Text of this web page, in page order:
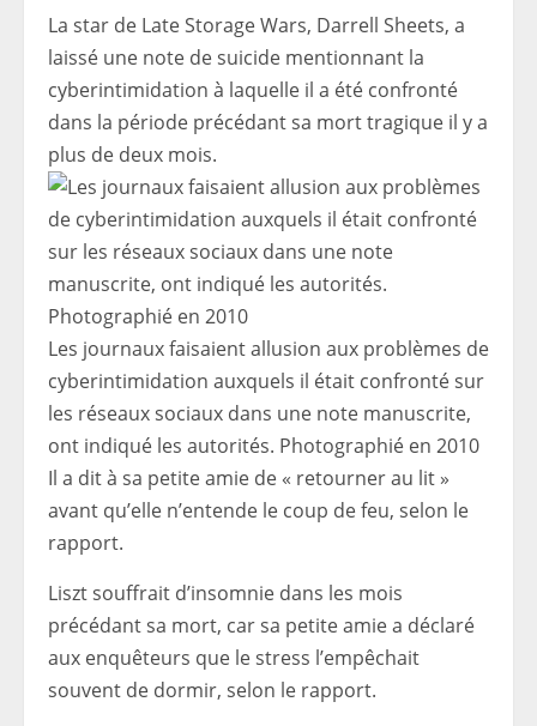
La star de Late Storage Wars, Darrell Sheets, a
laissé une note de suicide mentionnant la
cyberintimidation à laquelle il a été confronté
dans la période précédant sa mort tragique il y a
plus de deux mois.
Les journaux faisaient allusion aux problèmes de
cyberintimidation auxquels il était confronté sur
les réseaux sociaux dans une note manuscrite,
ont indiqué les autorités. Photographié en 2010
Il a dit à sa petite amie de « retourner au lit »
avant qu’elle n’entende le coup de feu, selon le
rapport.
Liszt souffrait d’insomnie dans les mois
précédant sa mort, car sa petite amie a déclaré
aux enquêteurs que le stress l’empêchait
souvent de dormir, selon le rapport.